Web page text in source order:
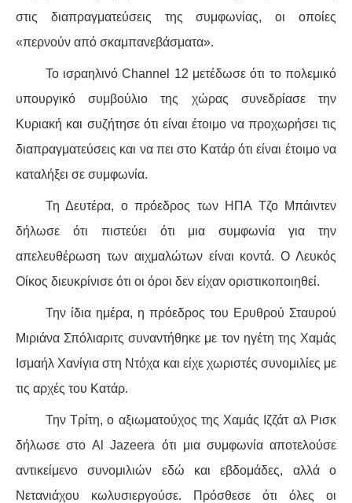
στις διαπραγματεύσεις της συμφωνίας, οι οποίες
«περνούν από σκαμπανεβάσματα».
Το ισραηλινό Channel 12 μετέδωσε ότι το πολεμικό
υπουργικό συμβούλιο της χώρας συνεδρίασε την
Κυριακή και συζήτησε ότι είναι έτοιμο να προχωρήσει τις
διαπραγματεύσεις και να πει στο Κατάρ ότι είναι έτοιμο να
καταλήξει σε συμφωνία.
Τη Δευτέρα, ο πρόεδρος των ΗΠΑ Τζο Μπάιντεν
δήλωσε ότι πιστεύει ότι μια συμφωνία για την
απελευθέρωση των αιχμαλώτων είναι κοντά. Ο Λευκός
Οίκος διευκρίνισε ότι οι όροι δεν είχαν οριστικοποιηθεί.
Την ίδια ημέρα, η πρόεδρος του Ερυθρού Σταυρού
Μιριάνα Σπόλιαριτς συναντήθηκε με τον ηγέτη της Χαμάς
Ισμαήλ Χανίγια στη Ντόχα και είχε χωριστές συνομιλίες με
τις αρχές του Κατάρ.
Την Τρίτη, ο αξιωματούχος της Χαμάς Ιζζάτ αλ Ρισκ
δήλωσε στο Al Jazeera ότι μια συμφωνία αποτελούσε
αντικείμενο συνομιλιών εδώ και εβδομάδες, αλλά ο
Νετανιάχου κωλυσιεργούσε. Πρόσθεσε ότι όλες οι